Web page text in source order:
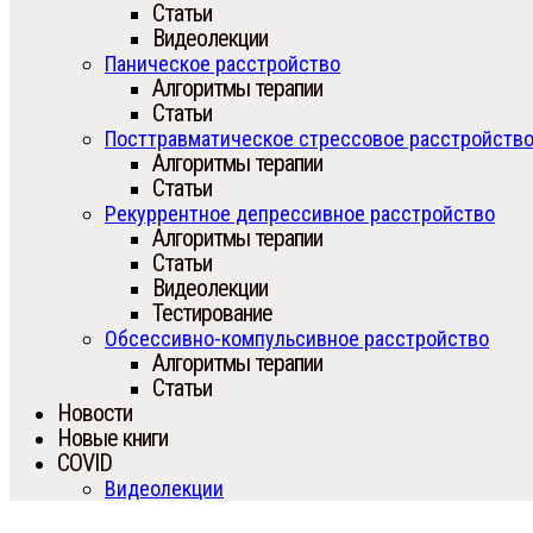
Статьи
Видеолекции
Паническое расстройство
Алгоритмы терапии
Статьи
Посттравматическое стрессовое расстройство
Алгоритмы терапии
Статьи
Рекуррентное депрессивное расстройство
Алгоритмы терапии
Статьи
Видеолекции
Тестирование
Обсессивно-компульсивное расстройство
Алгоритмы терапии
Статьи
Новости
Новые книги
COVID
Видеолекции